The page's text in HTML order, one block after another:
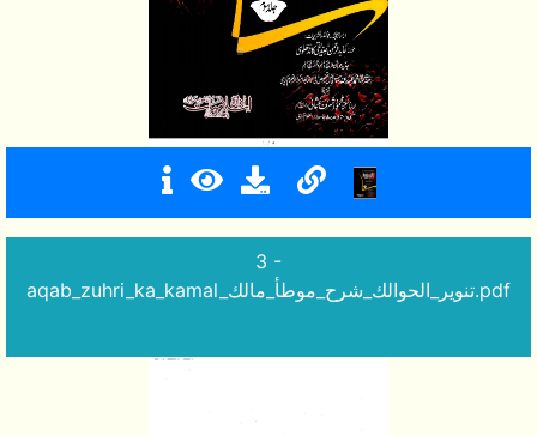
3 -
aqab_zuhri_ka_kamal_تنوير_الحوالك_شرح_موطأ_مالك.pdf